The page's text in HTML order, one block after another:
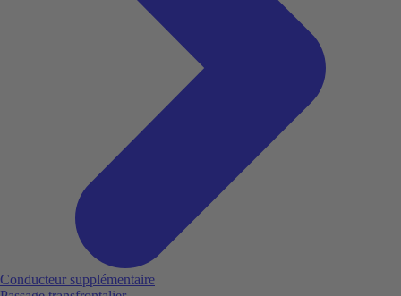
Conducteur supplémentaire